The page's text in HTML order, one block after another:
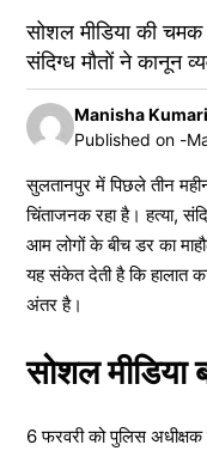
सोशल मीडिया की
संदिग्ध मौतों ने कानून
Manisha Kumari
Published on -
सुलतानपुर में पिछले तीन
चिंताजनक रहा है। हत्या,
आम लोगों के बीच डर का
यह संकेत देती है कि हालात
अंतर है।
सोशल
6 फरवरी को पुलिस